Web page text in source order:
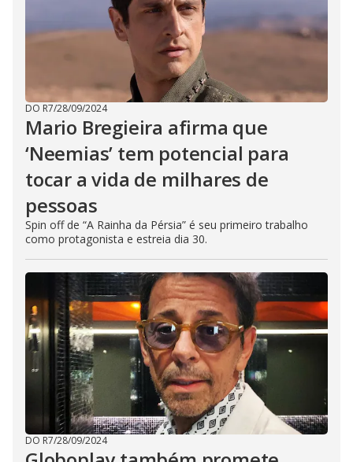
DO R7/28/09/2024
Mario Bregieira afirma que
‘Neemias’ tem potencial para
tocar a vida de milhares de
pessoas
Spin off de “A Rainha da Pérsia” é seu primeiro trabalho
como protagonista e estreia dia 30.
DO R7/28/09/2024